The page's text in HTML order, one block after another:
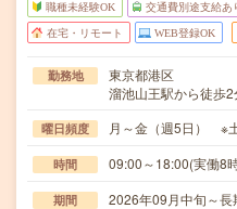
職種未経験OK 交通費別途支給あ
在宅・リモート WEB登録OK
勤務地
東京都港区
溜池山王駅から徒歩
曜日頻度 月～金（週5日） ※
時間 09:00～18:00(実働8
期間 2026年09月中旬～